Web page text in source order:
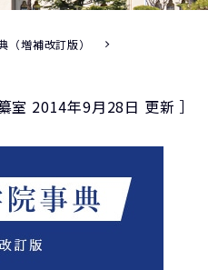
（増補改訂版）
室 2014年9月28日 更新 ］